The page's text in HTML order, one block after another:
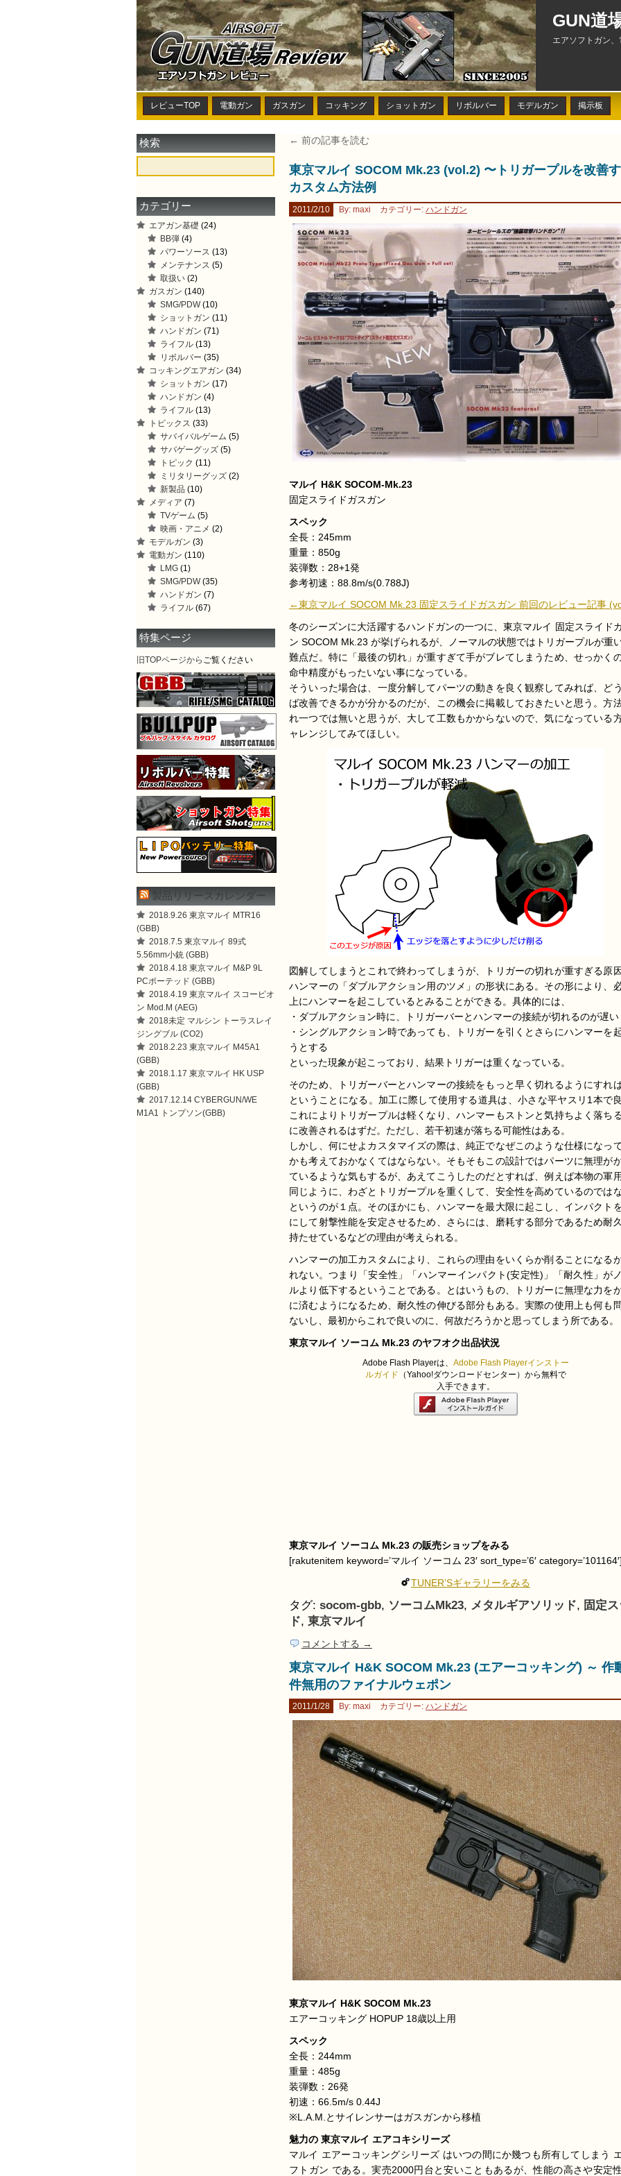
GUN道
エアソフトガン
レビューTOP 電動ガン ガスガン コッキング ショットガン リボルバー モデルガン 掲示板
← 前の記事を読む
東京マルイ SOCOM Mk.23 (vol.2) 〜トリガープルを改善
カスタム方法例
2011/2/10 By: maxi カテゴリー: ハンドガン
マルイ H&K SOCOM-Mk.23
固定スライドガスガン
スペック
全長：245mm
重量：850g
装弾数：28+1発
参考初速：88.8m/s(0.788J)
←東京マルイ SOCOM Mk.23 固定スライドガスガン 前回のレビュー記事
冬のシーズンに大活躍するハンドガンの一つに、東京マルイ 固定スライド
ン SOCOM Mk.23 が挙げられるが、ノーマルの状態ではトリガープルが重
難点だ。特に「最後の切れ」が重すぎて手がブレてしまうため、せっかく
命中精度がもったいない事になっている。
そういった場合は、一度分解してパーツの動きを良く観察してみれば、ど
ば改善できるかが分かるのだが、この機会に掲載しておきたいと思う。方
れ一つでは無いと思うが、大して工数もかからないので、気になっている
ャレンジしてみてほしい。
図解してしまうとこれで終わってしまうが、トリガーの切れが重すぎる原因
ハンマーの「ダブルアクション用のツメ」の形状にある。その形により、
上にハンマーを起こしているとみることができる。具体的には、
・ダブルアクション時に、トリガーバーとハンマーの接続が切れるのが遅い
・シングルアクション時であっても、トリガーを引くとさらにハンマーを
うとする
といった現象が起こっており、結果トリガーは重くなっている。
そのため、トリガーバーとハンマーの接続をもっと早く切れるようにすれ
ということになる。加工に際して使用する道具は、小さな平ヤスリ1本で良
これによりトリガープルは軽くなり、ハンマーもストンと気持ちよく落ち
に改善されるはずだ。ただし、若干初速が落ちる可能性はある。
しかし、何にせよカスタマイズの際は、純正でなぜこのような仕様になっ
かも考えておかなくてはならない。そもそもこの設計ではパーツに無理が
ているような気もするが、あえてこうしたのだとすれば、例えば本物の軍
同じように、わざとトリガープルを重くして、安全性を高めているのでは
というのが１点。そのほかにも、ハンマーを最大限に起こし、インパクト
にして射撃性能を安定させるため、さらには、磨耗する部分であるため耐
持たせているなどの理由が考えられる。
ハンマーの加工カスタムにより、これらの理由をいくらか削ることになる
れない。つまり「安全性」「ハンマーインパクト(安定性)」「耐久性」が
ルより低下するということである。とはいうもの、トリガーに無理な力を
に済むようになるため、耐久性の伸びる部分もある。実際の使用上も何も
ないし、最初からこれで良いのに、何故だろうかと思ってしまう所である。
東京マルイ ソーコム Mk.23 のヤフオク出品状況
Adobe Flash Playerは、 Adobe Flash Playerインストー
ルガイド （Yahoo!ダウンロードセンター）から無料で
入手できます。
東京マルイ ソーコム Mk.23 の販売ショップをみる
[rakutenitem keyword=’マルイ ソーコム 23′ sort_type=’6′ category=’101164′]
TUNER’Sギャラリーをみる
タグ: socom-gbb, ソーコムMk23, メタルギアソリッド, 固定
ド, 東京マルイ
コメントする →
東京マルイ H&K SOCOM Mk.23 (エアーコッキング) ～ 作
件無用のファイナルウェポン
2011/1/28 By: maxi カテゴリー: ハンドガン
東京マルイ H&K SOCOM Mk.23
エアーコッキング HOPUP 18歳以上用
スペック
全長：244mm
重量：485g
装弾数：26発
初速：66.5m/s 0.44J
※L.A.M.とサイレンサーはガスガンから移植
魅力の 東京マルイ エアコキシリーズ
マルイ エアーコッキングシリーズ はいつの間にか幾つも所有してしまう
フトガン である。実売2000円台と安いこともあるが、性能の高さや安定
検索
カテゴリー
エアガン基礎 (24)
BB弾 (4)
パワーソース (13)
メンテナンス (5)
取扱い (2)
ガスガン (140)
SMG/PDW(10)
ショットガン (11)
ハンドガン (71)
ライフル (13)
リボルバー (35)
コッキングエアガン (34)
ショットガン (17)
ハンドガン (4)
ライフル (13)
トピックス (33)
サバイバルゲーム (5)
サバゲーグッズ (5)
トピック (11)
ミリタリーグッズ (2)
新製品 (10)
メディア (7)
TVゲーム (5)
映画・アニメ (2)
モデルガン (3)
電動ガン (110)
LMG (1)
SMG/PDW(35)
ハンドガン (7)
ライフル (67)
特集ページ
旧TOPページから ご覧ください
製品リリースカレンダー
2018.9.26 東京マルイ MTR16
(GBB)
2018.7.5 東京マルイ 89式
5.56mm小銃 (GBB)
2018.4.18 東京マルイ M&P 9L
PCポーテッド (GBB)
2018.4.19 東京マルイ スコーピオ
ン Mod.M (AEG)
2018未定 マルシン トーラスレイ
ジングブル (CO2)
2018.2.23 東京マルイ M45A1
(GBB)
2018.1.17 東京マルイ HK USP
(GBB)
2017.12.14 CYBERGUN/WE
M1A1 トンプソン(GBB)